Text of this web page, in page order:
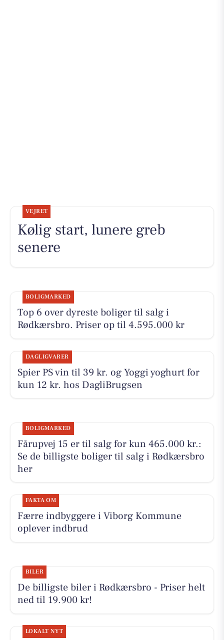
VEJRET
Kølig start, lunere greb
senere
BOLIGMARKED
Top 6 over dyreste boliger til salg i
Rødkærsbro. Priser op til 4.595.000 kr
DAGLIGVARER
Spier PS vin til 39 kr. og Yoggi yoghurt for
kun 12 kr. hos DagliBrugsen
BOLIGMARKED
Fårupvej 15 er til salg for kun 465.000 kr.:
Se de billigste boliger til salg i Rødkærsbro
her
FAKTA OM
Færre indbyggere i Viborg Kommune
oplever indbrud
BILER
De billigste biler i Rødkærsbro - Priser helt
ned til 19.900 kr!
LOKALT NYT